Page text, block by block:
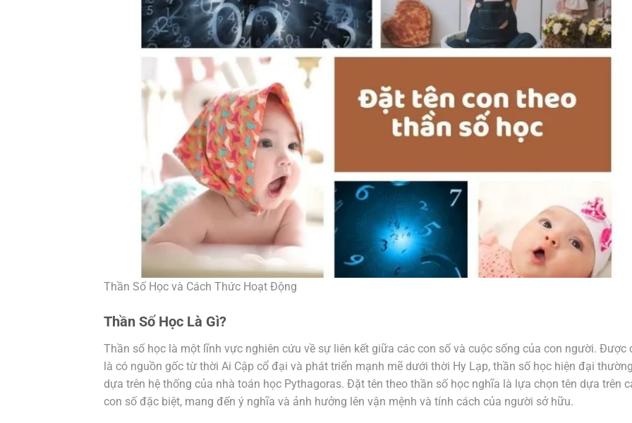
Thần Số Học và Cách Thức Hoạt Động
Thần Số Học Là Gì?
Thần số học là một lĩnh vực nghiên cứu về sự liên kết giữa các con số và cuộc sống của con người. Được
là có nguồn gốc từ thời Ai Cập cổ đại và phát triển mạnh mẽ dưới thời Hy Lạp, thần số học hiện đại
dựa trên hệ thống của nhà toán học Pythagoras. Đặt tên theo thần số học nghĩa là lựa chọn tên dựa trên
con số đặc biệt, mang đến ý nghĩa và ảnh hưởng lên vận mệnh và tính cách của người sở hữu.